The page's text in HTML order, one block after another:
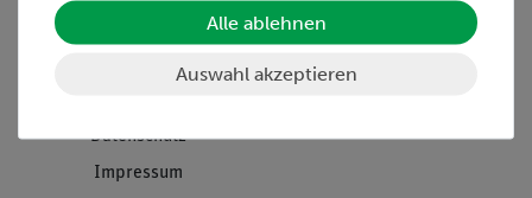
Datenschutz
Impressum
Alle ablehnen
Auswahl akzeptieren